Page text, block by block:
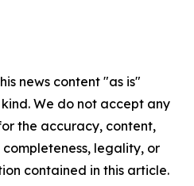
news content "as is"
We do not accept any
the accuracy, content,
completeness, legality, or
contained in this article.